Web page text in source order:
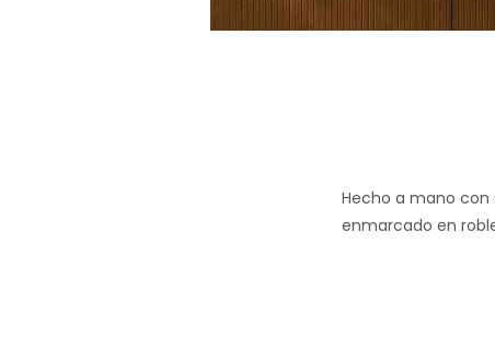
Hecho a mano con
enmarcado en